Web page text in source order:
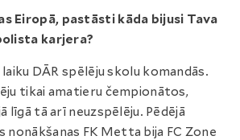
Eiropā, pastāsti kāda bijusi Tava
karjera?
laiku DĀR spēlēju skolu komandās.
tikai amatieru čempionātos,
līgā tā arī neuzspēlēju. Pēdējā
FK Metta bija FC Zone